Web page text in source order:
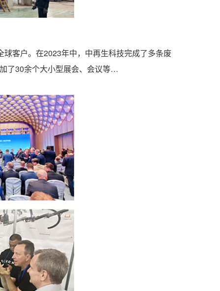
客户。在2023年中，中再生科技完成了多条废
了30余个大小型展会、会议等…